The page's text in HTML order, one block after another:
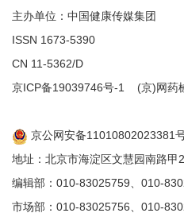
主办单位：中国健康传媒集团
ISSN 1673-5390
CN 11-5362/D
京ICP备19039746号-1 (京)网药
京公网安备11010802023381
地址：北京市海淀区文慧园南路甲
编辑部：010-83025759、010-
市场部：010-83025756、010-